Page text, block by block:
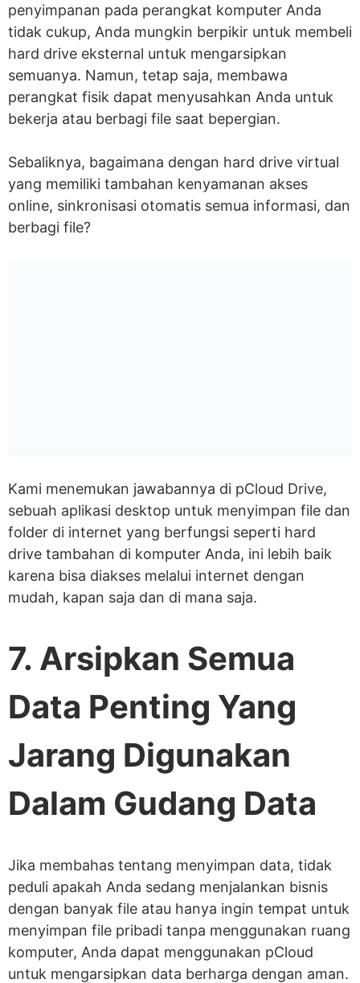
penyimpanan pada perangkat komputer Anda
tidak cukup, Anda mungkin berpikir untuk membeli
hard drive eksternal untuk mengarsipkan
semuanya. Namun, tetap saja, membawa
perangkat fisik dapat menyusahkan Anda untuk
bekerja atau berbagi file saat bepergian.
Sebaliknya, bagaimana dengan hard drive virtual
yang memiliki tambahan kenyamanan akses
online, sinkronisasi otomatis semua informasi, dan
berbagi file?
Kami menemukan jawabannya di pCloud Drive,
sebuah aplikasi desktop untuk menyimpan file dan
folder di internet yang berfungsi seperti hard
drive tambahan di komputer Anda, ini lebih baik
karena bisa diakses melalui internet dengan
mudah, kapan saja dan di mana saja.
7. Arsipkan Semua
Data Penting Yang
Jarang Digunakan
Dalam Gudang Data
Jika membahas tentang menyimpan data, tidak
peduli apakah Anda sedang menjalankan bisnis
dengan banyak file atau hanya ingin tempat untuk
menyimpan file pribadi tanpa menggunakan ruang
komputer, Anda dapat menggunakan pCloud
untuk mengarsipkan data berharga dengan aman.